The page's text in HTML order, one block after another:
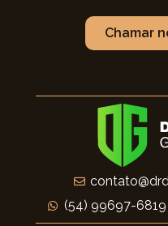
Chamar
(54) 99697-6819